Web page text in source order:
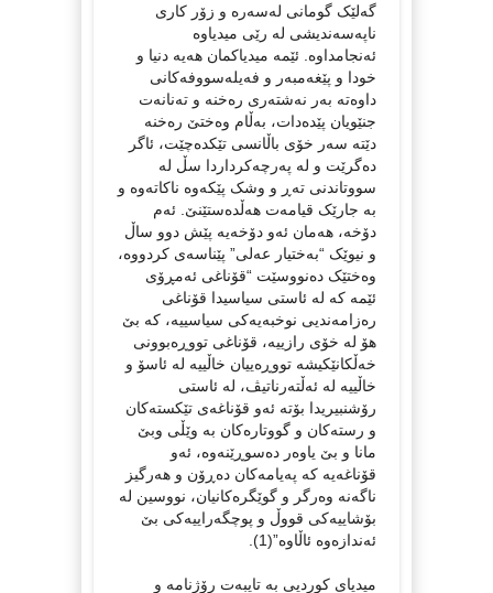
گەلێک گومانی لەسەرە و زۆر کاری
ناپەسەندیشی لە رێی میدیاوە
ئەنجامداوە. ئێمە میدیاکمان هەیە دنیا و
خودا و پێغەمبەر و فەیلەسووفەکانی
داوەتە بەر نەشتەری رەخنە و تەنانەت
جنێویان پێدەدات، بەڵام وەختێ رەخنە
دێتە سەر خۆی باڵانسی تێکدەچێت، ئاگر
دەگرێت و لە پەرچەکرداردا سڵ لە
سووتاندنی تەڕ و وشک پێکەوە ناکاتەوە و
بە جارێک قیامەت هەڵدەستێنێ. ئەم
دۆخە، هەمان ئەو دۆخەیە پێش دوو ساڵ
و نیوێک “بەختیار عەلی” پێناسەی کردووە،
وەختێک دەنووسێت “قۆناغی ئەمڕۆی
ئێمە کە لە ئاستی سیاسیدا قۆناغی
رەزامەندیی نوخبەیەکی سیاسییە، کە بێ
هۆ لە خۆی رازییە، قۆناغی تووڕەبوونی
خەڵکانێکیشە تووڕەییان خاڵییە لە ئاسۆ و
خاڵییە لە ئەڵتەرناتیڤ، لە ئاستی
رۆشنبیریدا بۆتە ئەو قۆناغەی تێکستەکان
و رستەکان و گووتارەکان بە وێڵی وبێ
مانا و بێ یاوەر دەسوڕێنەوە، ئەو
قۆناغەیە کە پەیامەکان دەڕۆن و هەرگیز
ناگەنە وەرگر و گوێگرەکانیان، نووسین لە
بۆشاییەکی قووڵ و پوچگەراییەکی بێ
ئەندازەوە ئاڵاوە”(1).
میدیای کوردیی بە تایبەت رۆژنامە و